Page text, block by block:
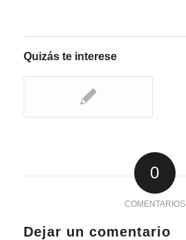
Quizás te interese
0
COMENTARIOS
Dejar un comentario